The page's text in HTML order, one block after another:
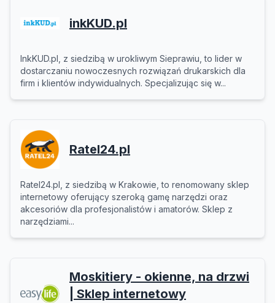
inkKUD.pl
InkKUD.pl, z siedzibą w urokliwym Sieprawiu, to lider w
dostarczaniu nowoczesnych rozwiązań drukarskich dla
firm i klientów indywidualnych. Specjalizując się w...
Ratel24.pl
Ratel24.pl, z siedzibą w Krakowie, to renomowany sklep
internetowy oferujący szeroką gamę narzędzi oraz
akcesoriów dla profesjonalistów i amatorów. Sklep z
narzędziami...
Moskitiery - okienne, na drzwi
| Sklep internetowy